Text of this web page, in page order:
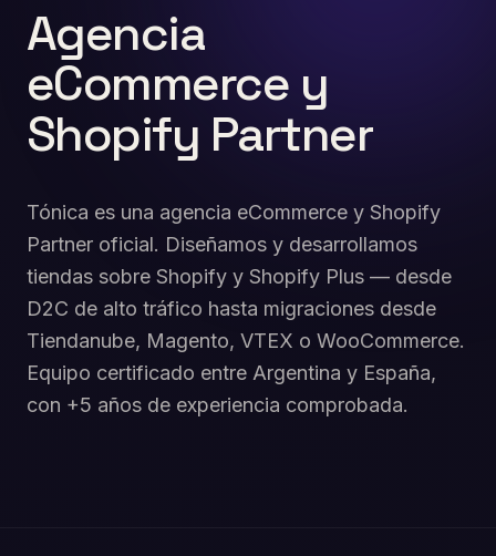
Agencia
eCommerce y
Shopify Partner
Tónica es una agencia eCommerce y Shopify
Partner oficial. Diseñamos y desarrollamos
tiendas sobre Shopify y Shopify Plus — desde
D2C de alto tráfico hasta migraciones desde
Tiendanube, Magento, VTEX o WooCommerce.
Equipo certificado entre Argentina y España,
con +5 años de experiencia comprobada.